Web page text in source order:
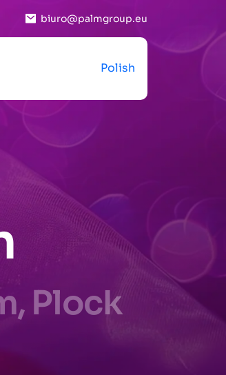
biuro@palmgroup.eu
Polish
Plock